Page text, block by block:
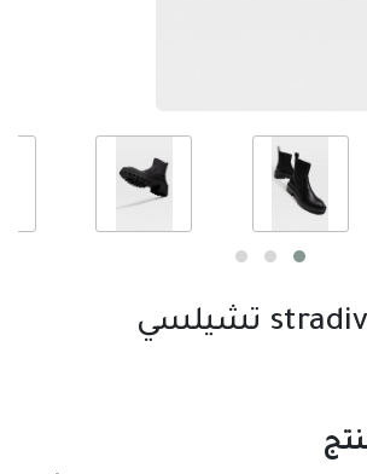
أحذية stradivarius تشيلسي